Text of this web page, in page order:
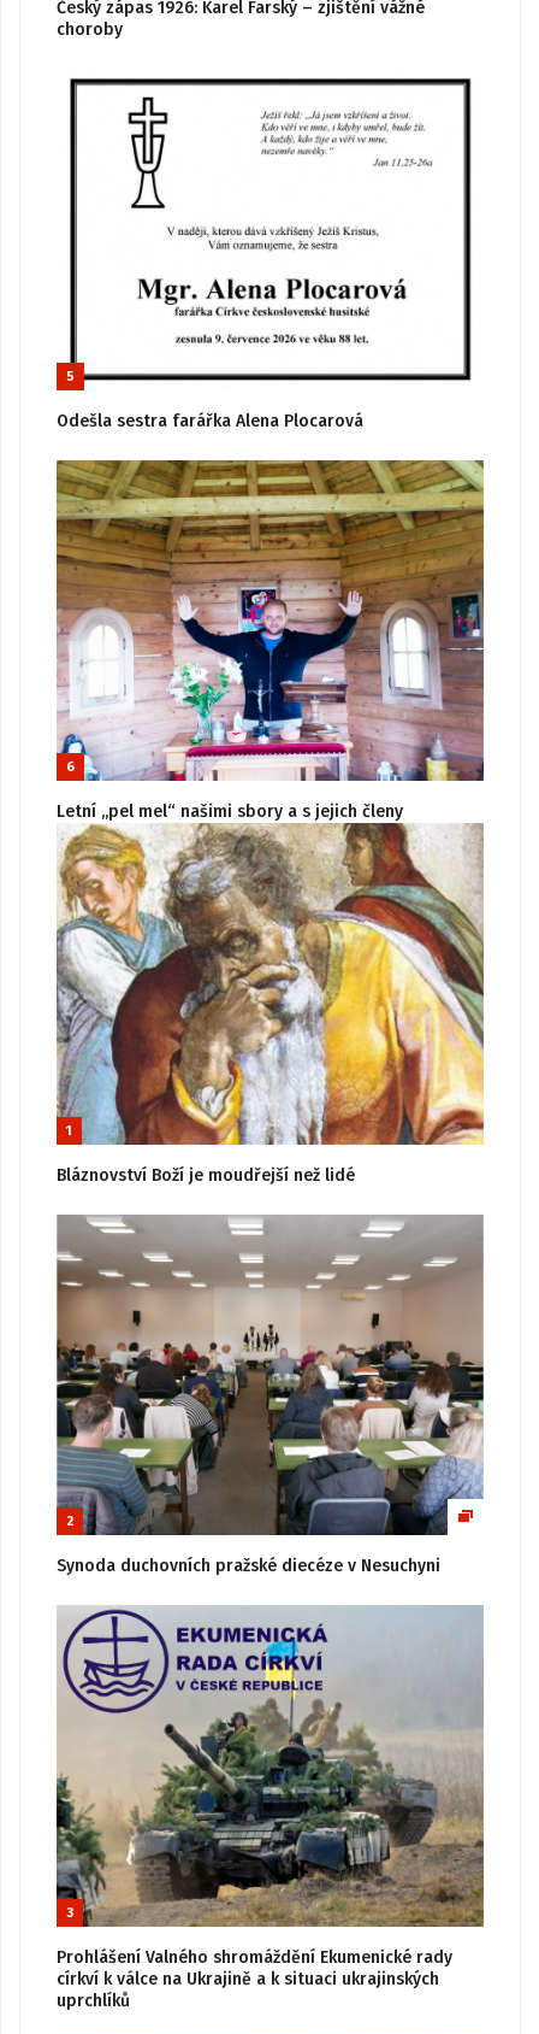
Český zápas 1926: Karel Farský – zjištění vážné
choroby
5
Odešla sestra farářka Alena Plocarová
6
Letní „pel mel“ našimi sbory a s jejich členy
1
Bláznovství Boží je moudřejší než lidé
2
Synoda duchovních pražské diecéze v Nesuchyni
3
Prohlášení Valného shromáždění Ekumenické rady
církví k válce na Ukrajině a k situaci ukrajinských
uprchlíků